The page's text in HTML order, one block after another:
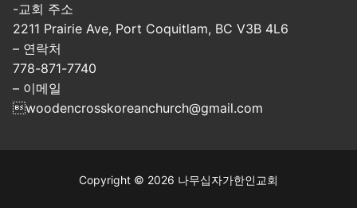
-교회 주소
2211 Prairie Ave, Port Coquitlam, BC V3B 4L6
– 연락처
778-871-7740
– 이메일
woodencrosskoreanchurch@gmail.com
Copyright © 2026 나무십자가한인교회